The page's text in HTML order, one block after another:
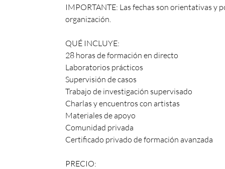
IMPORTANTE: Las fechas son orientativas y
organización.
QUÉ INCLUYE:
28 horas de formación en directo
Laboratorios prácticos
Supervisión de casos
Trabajo de investigación supervisado
Charlas y encuentros con artistas
Materiales de apoyo
Comunidad privada
Certificado privado de formación avanzada
PRECIO: